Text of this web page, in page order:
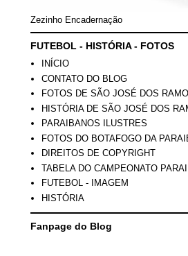
Zezinho Encadernação
FUTEBOL - HISTÓRIA - FOTOS
INÍCIO
CONTATO DO BLOG
FOTOS DE SÃO JOSÉ DOS
HISTÓRIA DE SÃO JOSÉ DOS
PARAIBANOS ILUSTRES
FOTOS DO BOTAFOGO DA
DIREITOS DE COPYRIGHT
TABELA DO CAMPEONATO
FUTEBOL - IMAGEM
HISTÓRIA
Fanpage do Blog